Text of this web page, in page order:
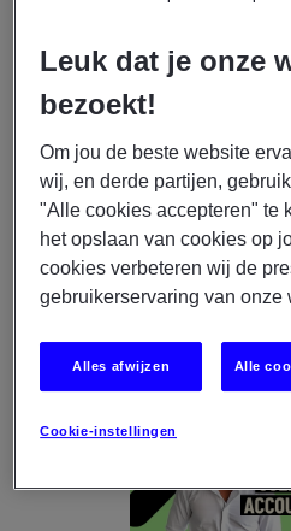
Solliciteer als: Trainee
Ben jij een ambitieuze starter en
werkomgeving waar je kunt
SOLLICITEER NU
Leuk dat je onze
bezoekt!
Om jou de beste website
wij, en derde partijen,
"Alle cookies accepteren" te
het opslaan van cookies op
cookies verbeteren wij de
gebruikerservaring van
Cookie-instellingen
Alles afwijzen Alle